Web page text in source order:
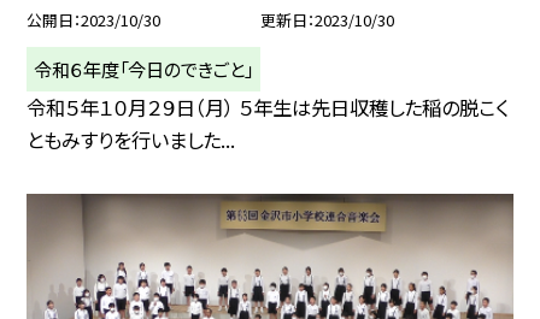
公開日 2023/10/30 更新日 2023/10/30
令和６年度「今日のできごと」
令和５年１０月２９日（月） ５年生は先日収穫した稲の脱こく
ともみすりを行いました...